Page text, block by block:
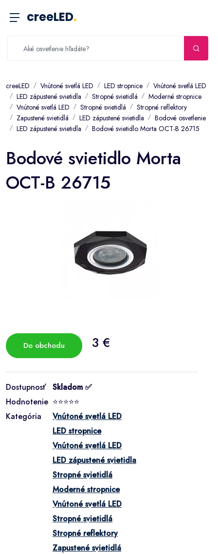
creeLED.
creeLED Vnútoné svetlá LED LED stropnice
Vnútoné svetlá LED
LED zápustené svietidla
Stropné svietidlá
Moderné stropnice
Vnútoné svetlá LED
Stropné svietidlá
Stropné reflektory
Zapustené svietidlá
LED zápustené svietidla
Bodové osvetlenie
LED zápustené svietidla
Bodové svietidlo Morta OCT-B 26715
Bodové svietidlo Morta
OCT-B 26715
Do obchodu 3 €
Dostupnosť
Skladom ✅
Hodnotenie ⭐⭐⭐⭐⭐
Kategória
Vnútoné svetlá LED
LED stropnice
Vnútoné svetlá LED
LED zápustené svietidla
Stropné svietidlá
Moderné stropnice
Vnútoné svetlá LED
Stropné svietidlá
Stropné reflektory
Zapustené svietidlá